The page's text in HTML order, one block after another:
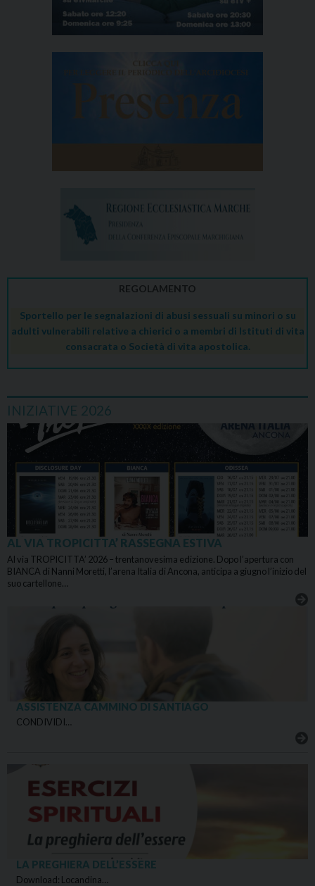
REGOLAMENTO
Sportello per le segnalazioni di abusi sessuali su minori o su
adulti vulnerabili relative a chierici o a membri di Istituti di vita
consacrata o Società di vita apostolica.
INIZIATIVE 2026
AL VIA TROPICITTA’ RASSEGNA ESTIVA
Al via TROPICITTA’ 2026 – trentanovesima edizione. Dopo l’apertura con
BIANCA di Nanni Moretti, l’arena Italia di Ancona, anticipa a giugno l’inizio del
suo cartellone…
ASSISTENZA CAMMINO DI SANTIAGO
CONDIVIDI…
LA PREGHIERA DELL’ESSERE
Download: Locandina…